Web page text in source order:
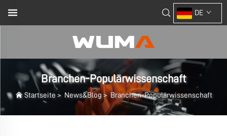
DE
Branchen-Populärwissenschaft
Startseite > News&Blog >Branchen-Populärwissenschaft